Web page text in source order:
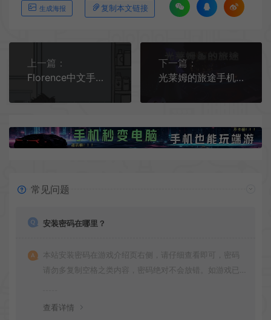
生成海报 复制本文链接
上一篇：
Florence中文手机版[Android][v1.0.10]
下一篇：
光莱姆的旅途手机游戏[Android][v0.5.0]
常见问题
安装密码在哪里？
本站安装密码在游戏介绍页右侧，请仔细查看即可，密码
请勿多复制空格之类内容，密码绝对不会放错。如游戏已
查看详情